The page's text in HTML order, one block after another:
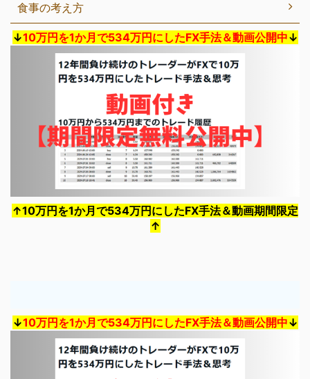
食事の考え方
↓10万円を1か月で534万円にしたFX手法＆動画公開中↓
↑10万円を1か月で534万円にしたFX手法＆動画期間限定
↑
↓10万円を1か月で534万円にしたFX手法＆動画公開中↓